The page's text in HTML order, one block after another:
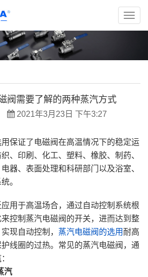
阀需要了解的两种蒸汽方式
2021年3月23日 下午3:27
保证了电磁阀在高温情况下的稳定运
、印刷、化工、塑料、橡胶、制药、
器、表面处理和科研部门以及浴室、
。
应用于高温场合，通过自动控制系统根
控制蒸汽电磁阀的开关，进而达到整
现自动控制， 蒸汽电磁阀的选用 耐高
线圈的过热。常见的蒸汽电磁阀，通
汽